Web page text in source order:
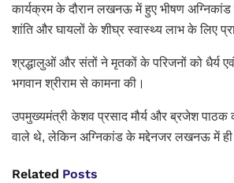
कार्यक्रम के दौरान लखनऊ में हुए भीषण
शांति और घायलों के शीघ्र स्वास्थ्य लाभ के लिए
श्रद्धालुओं और संतों ने मृतकों के परिजनों को धैर्य
भगवान श्रीराम से कामना की।
उपमुख्यमंत्री केशव प्रसाद मौर्य और ब्रजेश पाठक
वाले थे, लेकिन अग्निकांड के मद्देनजर लखनऊ में ही
Related Posts